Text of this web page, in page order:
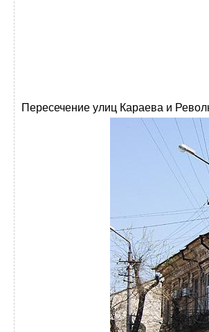
Пересечение улиц Караева и